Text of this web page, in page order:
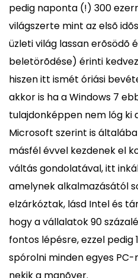
pedig naponta (!) 300
világszerte mint az elsõ
üzleti világ lassan erõsödõ
beletörõdése) érinti
hiszen itt ismét óriási
akkor is ha a Windows 7
tulajdonképpen nem lóg ki
Microsoft szerint is
másfél évvel kezdenek el
váltás gondolatával, itt
amelynek alkalmazásától
elzárkóztak, lásd Intel és
hogy a vállalatok 90
fontos lépésre, ezzel
spórolni minden egyes PC-
nekik a manõver.